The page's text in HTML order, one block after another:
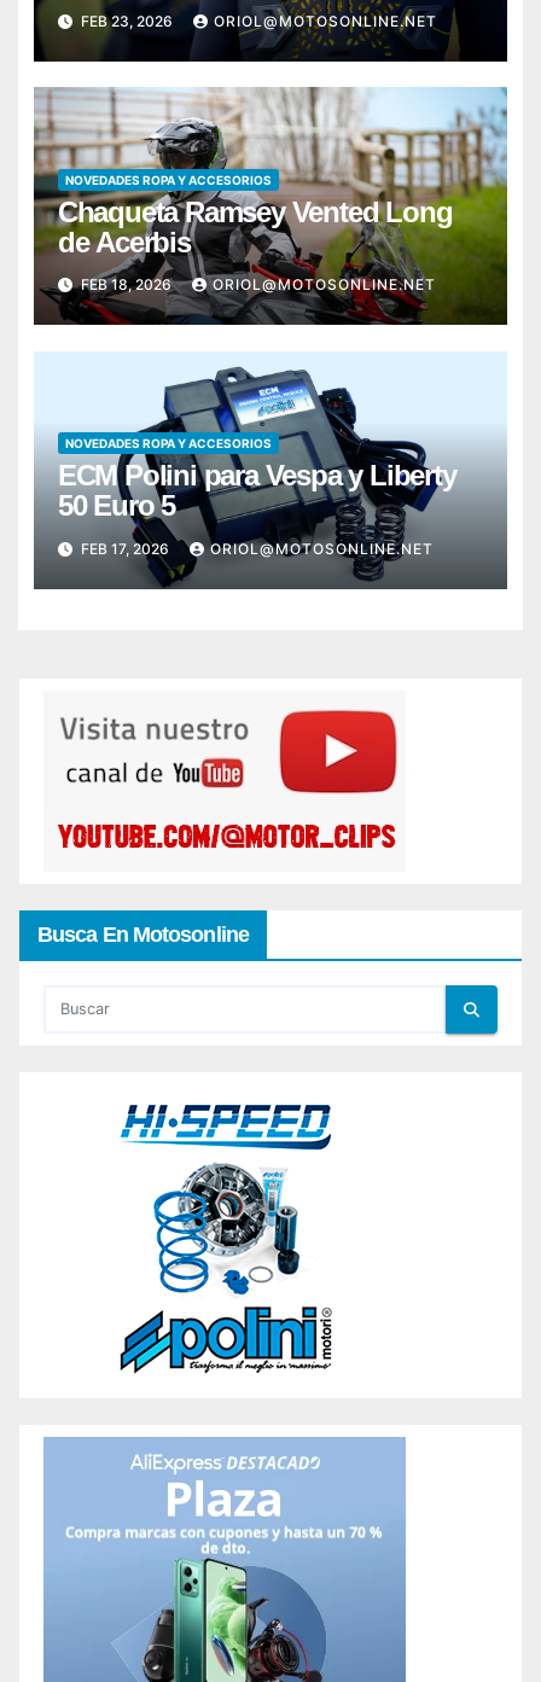
FEB 23, 2026 ORIOL@MOTOSONLINE.NET
NOVEDADES ROPA Y ACCESORIOS
Chaqueta Ramsey Vented Long
de Acerbis
FEB 18, 2026 ORIOL@MOTOSONLINE.NET
NOVEDADES ROPA Y ACCESORIOS
ECM Polini para Vespa y Liberty
50 Euro 5
FEB 17, 2026 ORIOL@MOTOSONLINE.NET
Busca En Motosonline